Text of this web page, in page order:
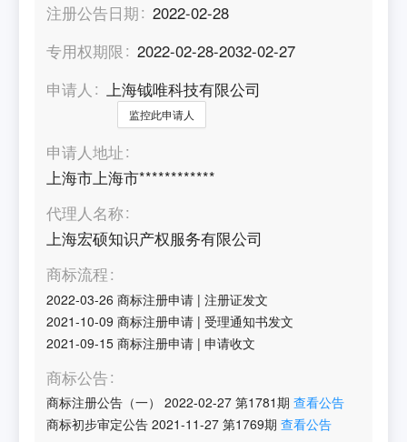
注册公告日期
2022-02-28
专用权期限
2022-02-28-2032-02-27
申请人
上海钺唯科技有限公司
监控此申请人
申请人地址
上海市上海市************
代理人名称
上海宏硕知识产权服务有限公司
商标流程
2022-03-26 商标注册申请 |注册证发文
2021-10-09 商标注册申请 |受理通知书发文
2021-09-15 商标注册申请 |申请收文
商标公告
商标注册公告（一） 2022-02-27 第1781期 查看公告
商标初步审定公告 2021-11-27 第1769期 查看公告